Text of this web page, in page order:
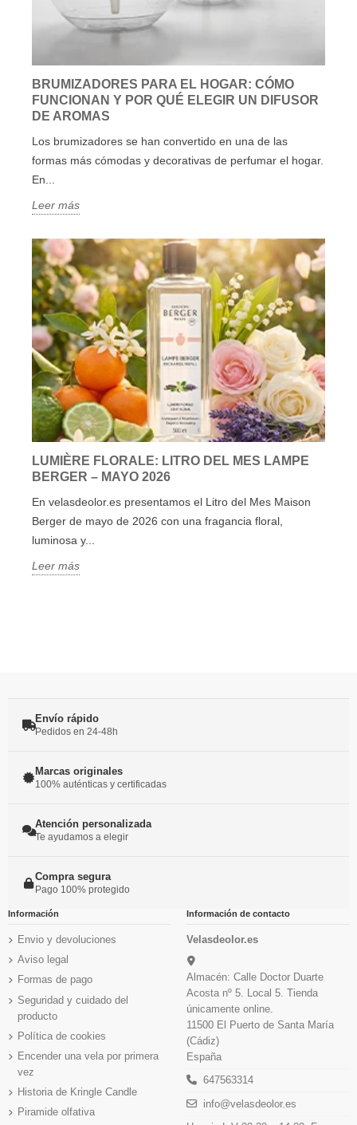
BRUMIZADORES PARA EL HOGAR: CÓMO
FUNCIONAN Y POR QUÉ ELEGIR UN DIFUSOR
DE AROMAS
Los brumizadores se han convertido en una de las
formas más cómodas y decorativas de perfumar el hogar.
En...
Leer más
LUMIÈRE FLORALE: LITRO DEL MES LAMPE
BERGER – MAYO 2026
En velasdeolor.es presentamos el Litro del Mes Maison
Berger de mayo de 2026 con una fragancia floral,
luminosa y...
Leer más
Envío rápido
Pedidos en 24-48h
Marcas originales
100% auténticas y certificadas
Atención personalizada
Te ayudamos a elegir
Compra segura
Pago 100% protegido
Información
Envio y devoluciones
Aviso legal
Formas de pago
Seguridad y cuidado del
producto
Política de cookies
Encender una vela por primera
vez
Historia de Kringle Candle
Piramide olfativa
Información de contacto
Velasdeolor.es
Almacén: Calle Doctor Duarte
Acosta nº 5. Local 5. Tienda
únicamente online.
11500 El Puerto de Santa María
(Cádiz)
España
647563314
info@velasdeolor.es